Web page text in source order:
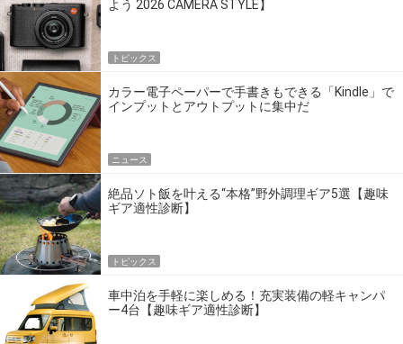
よう 2026 CAMERA STYLE】
トピックス
カラー電子ペーパーで手書きもできる「Kindle」で
インプットとアウトプットに集中だ
ニュース
絶品ソト飯を叶える“本格”野外調理ギア5選【趣味
ギア適性診断】
トピックス
車中泊を手軽に楽しめる！充実装備の軽キャンパ
ー4台【趣味ギア適性診断】